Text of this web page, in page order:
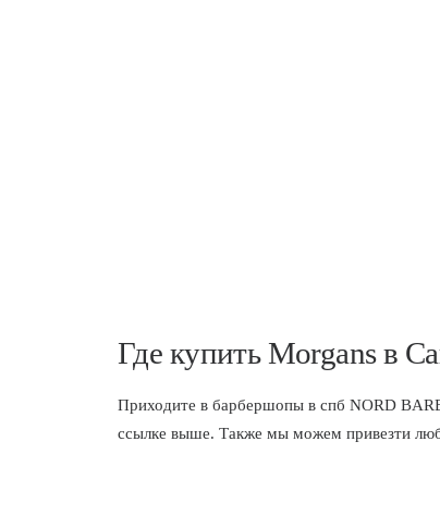
Где купить Morgans в
Приходите в барбершопы в спб NORD
ссылке выше. Также мы можем привезти